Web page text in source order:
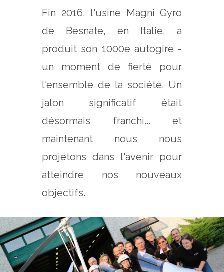
Fin 2016, l'usine Magni Gyro
de Besnate, en Italie, a
produit son 1000e autogire -
un moment de fierté pour
l'ensemble de la société. Un
jalon significatif était
désormais franchi... et
maintenant nous nous
projetons dans l'avenir pour
atteindre nos nouveaux
objectifs.